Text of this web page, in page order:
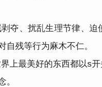
夺、扰乱生理节律、
残等行为麻木不仁。
上最美好的东西都以s
。